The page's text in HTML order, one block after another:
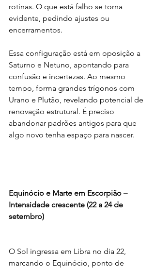
rotinas. O que está falho se torna
evidente, pedindo ajustes ou
encerramentos.
Essa configuração está em oposição a
Saturno e Netuno, apontando para
confusão e incertezas. Ao mesmo
tempo, forma grandes trígonos com
Urano e Plutão, revelando potencial de
renovação estrutural. É preciso
abandonar padrões antigos para que
algo novo tenha espaço para nascer.
Equinócio e Marte em Escorpião –
Intensidade crescente (22 a 24 de
setembro)
O Sol ingressa em Libra no dia 22,
marcando o Equinócio, ponto de